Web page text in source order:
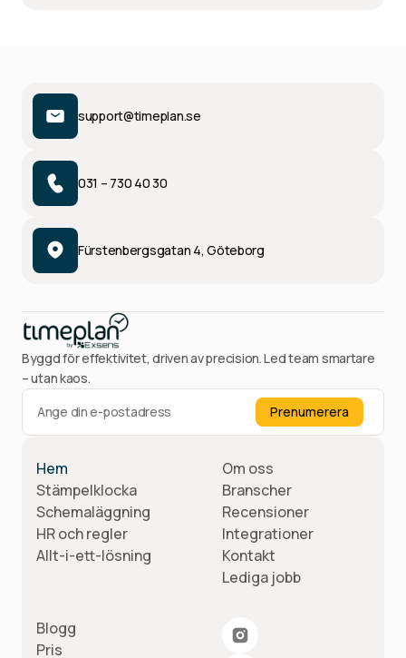
support@timeplan.se
031 – 730 40 30
Fürstenbergsgatan 4, Göteborg
Byggd för effektivitet, driven av precision. Led team smartare
– utan kaos.
Hem
Stämpelklocka
Schemaläggning
HR och regler
Allt-i-ett-lösning
Om oss
Branscher
Recensioner
Integrationer
Kontakt
Lediga jobb
Blogg
Pris